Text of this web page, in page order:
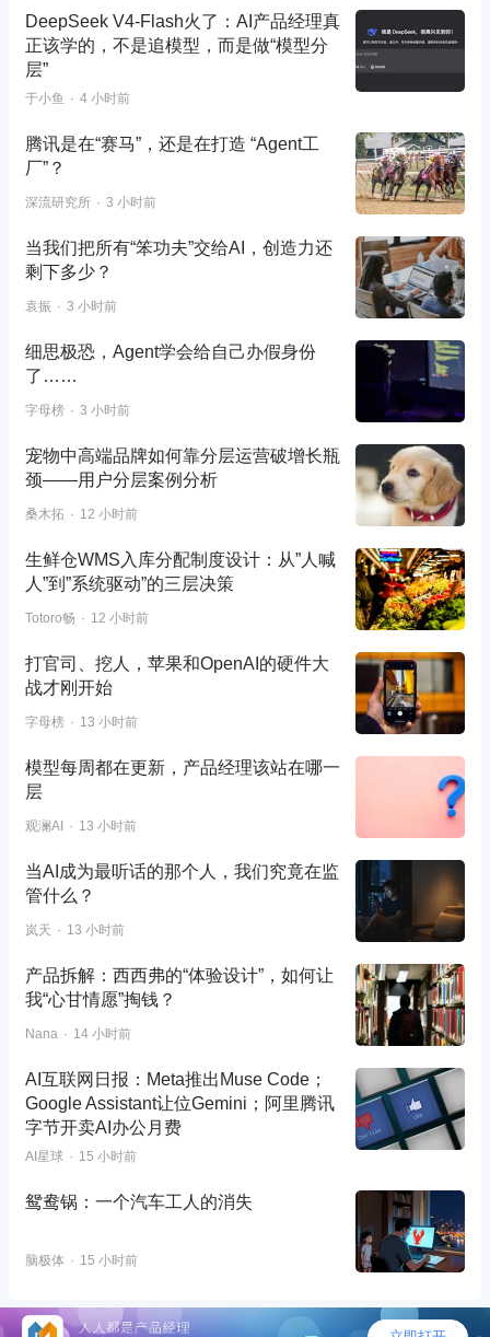
DeepSeek V4-Flash火了：AI产品经理真
正该学的，不是追模型，而是做“模型分
层”
于小鱼 4 小时前
腾讯是在“赛马”，还是在打造 “Agent工
厂”？
深流研究所 3 小时前
当我们把所有“笨功夫”交给AI，创造力还
剩下多少？
袁振 3 小时前
细思极恐，Agent学会给自己办假身份
了……
字母榜 3 小时前
宠物中高端品牌如何靠分层运营破增长瓶
颈——用户分层案例分析
桑木拓 12 小时前
生鲜仓WMS入库分配制度设计：从”人喊
人”到”系统驱动”的三层决策
Totoro畅 12 小时前
打官司、挖人，苹果和OpenAI的硬件大
战才刚开始
字母榜 13 小时前
模型每周都在更新，产品经理该站在哪一
层
观澜AI 13 小时前
当AI成为最听话的那个人，我们究竟在监
管什么？
岚天 13 小时前
产品拆解：西西弗的“体验设计”，如何让
我“心甘情愿”掏钱？
Nana 14 小时前
AI互联网日报：Meta推出Muse Code；
Google Assistant让位Gemini；阿里腾讯
字节开卖AI办公月费
AI星球 15 小时前
鸳鸯锅：一个汽车工人的消失
脑极体 15 小时前